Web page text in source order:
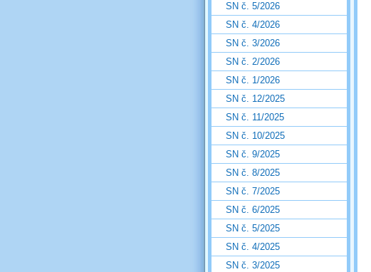
SN č. 5/2026
SN č. 4/2026
SN č. 3/2026
SN č. 2/2026
SN č. 1/2026
SN č. 12/2025
SN č. 11/2025
SN č. 10/2025
SN č. 9/2025
SN č. 8/2025
SN č. 7/2025
SN č. 6/2025
SN č. 5/2025
SN č. 4/2025
SN č. 3/2025